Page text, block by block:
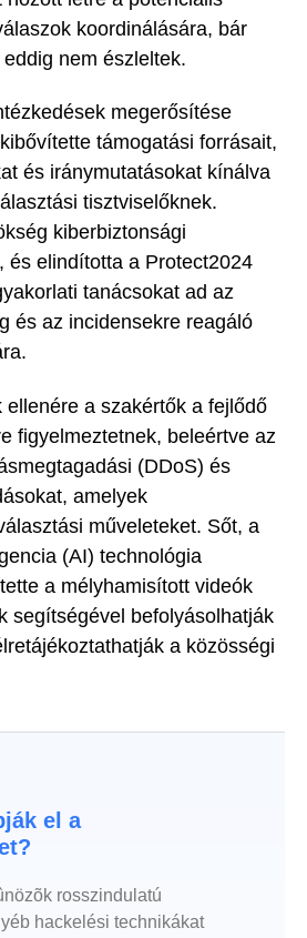
koordinálására, bár
nem észleltek.
megerősítése
támogatási forrásait,
és iránymutatásokat kínálva
tisztviselőknek.
kiberbiztonsági
és elindította a Protect2024
tanácsokat ad az
és az incidensekre reagáló
ellenére a szakértők a fejlődő
figyelmeztetnek, beleértve az
(DDoS) és
amelyek
műveleteket. Sőt, a
(AI) technológia
a mélyhamisított videók
segítségével befolyásolhatják
a közösségi
el a
rosszindulatú
hackelési technikákat